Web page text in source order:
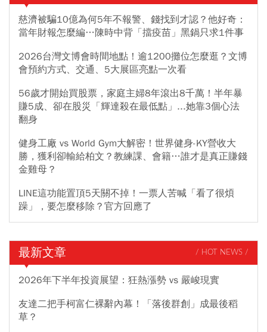
慈濟被騙10億為何5年不報警、錢找到才認？他好奇：
當年財報怎麼編…陳時中背「擋疫苗」黑鍋只求1件事
2026台灣文博會時間地點！逾1200攤位怎麼逛？文博
會預約方式、交通、5大展區亮點一次看
56歲才開始買股票，家庭主婦8年滾出8千萬！半年暴
賺5成、卻在股災「輝達殺在最低點」...她靠3個心法
翻身
健身工廠 vs World Gym大解密！世界健身-KY營收大
勝，獲利卻輸給柏文？教練課、會籍…誰才是真正賺錢
金雞母？
LINE這功能置頂5天關不掉！一票人苦喊「看了很煩
躁」，要怎麼移除？官方回應了
最新文章 / HOT NEWS /
2026年下半年投資展望：狂熱漲勢 vs 嚴峻現實
友達二把手柯富仁裸辭內幕！「落後群創」成最後稻
草？